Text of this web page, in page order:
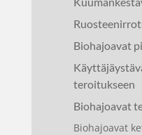
Biohajoavat
teroitukseen
Biohajoavat
Biohajoavat